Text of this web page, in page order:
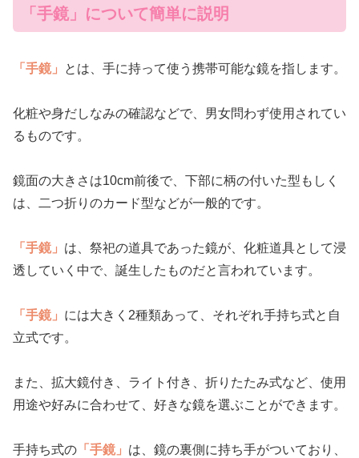
「手鏡」について簡単に説明
「手鏡」 とは、手に持って使う携帯可能な鏡を指します。
化粧や身だしなみの確認などで、男女問わず使用されてい
るものです。
鏡面の大きさは10cm前後で、下部に柄の付いた型もしく
は、二つ折りのカード型などが一般的です。
「手鏡」 は、祭祀の道具であった鏡が、化粧道具として浸
透していく中で、誕生したものだと言われています。
「手鏡」 には大きく2種類あって、それぞれ手持ち式と自
立式です。
また、拡大鏡付き、ライト付き、折りたたみ式など、使用
用途や好みに合わせて、好きな鏡を選ぶことができます。
手持ち式の 「手鏡」 は、鏡の裏側に持ち手がついており、